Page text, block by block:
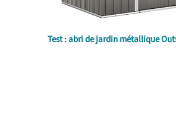
Test : abri de jardin métallique